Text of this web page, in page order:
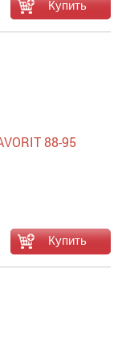
88-95